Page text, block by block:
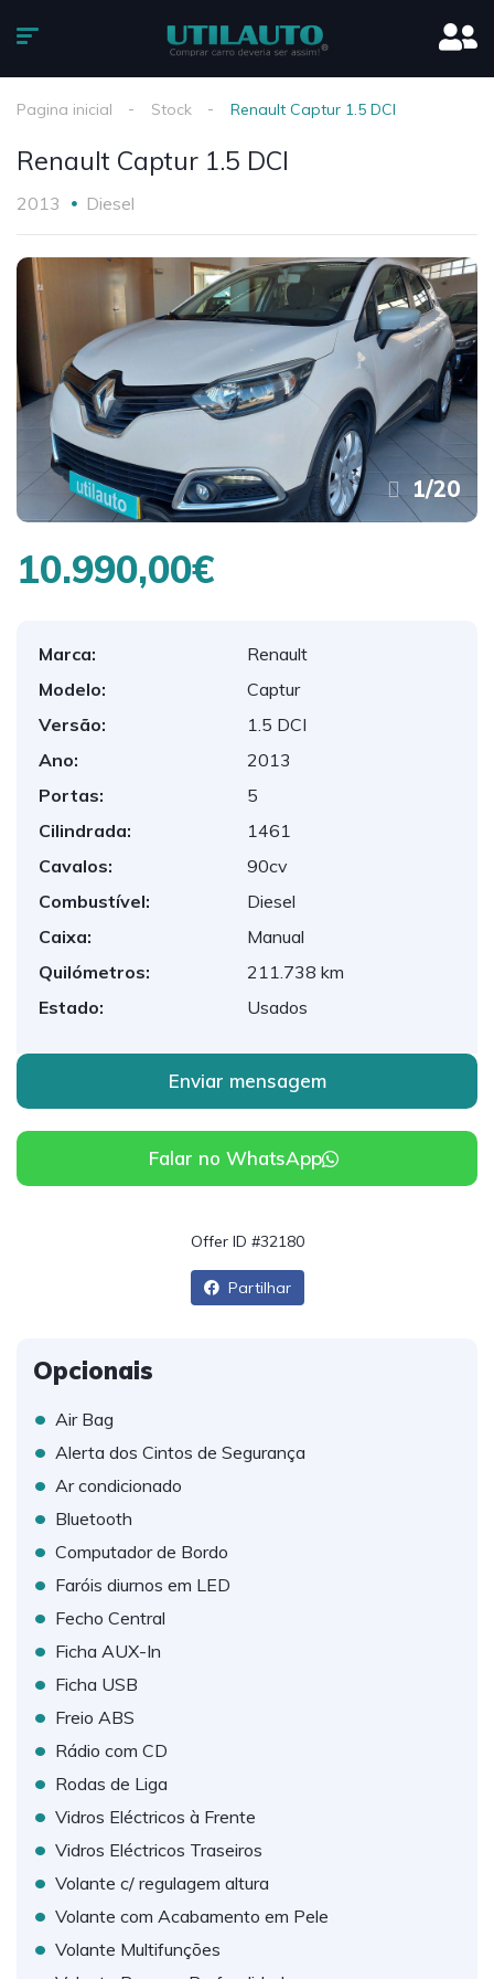
Pagina inicial Stock Renault Captur 1.5 DCI
Renault Captur 1.5 DCI
2013 Diesel
1/20
10.990,00€
Marca:
Renault
Modelo:
Captur
Versão:
1.5 DCI
Ano:
2013
Portas:
5
Cilindrada:
1461
Cavalos:
90cv
Combustível:
Diesel
Caixa:
Manual
Quilómetros:
211.738 km
Estado:
Usados
Enviar mensagem
Falar no WhatsApp
Offer ID #32180
Partilhar
Opcionais
• Air Bag
• Alerta dos Cintos de Segurança
• Ar condicionado
• Bluetooth
• Computador de Bordo
• Faróis diurnos em LED
• Fecho Central
• Ficha AUX-In
• Ficha USB
• Freio ABS
• Rádio com CD
• Rodas de Liga
• Vidros Eléctricos à Frente
• Vidros Eléctricos Traseiros
• Volante c/ regulagem altura
• Volante com Acabamento em Pele
• Volante Multifunções